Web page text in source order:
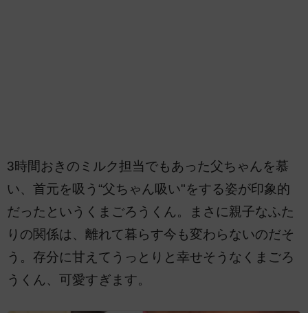
3時間おきのミルク担当でもあった父ちゃんを慕
い、首元を吸う“父ちゃん吸い"をする姿が印象的
だったというくまごろうくん。まさに親子なふた
りの関係は、離れて暮らす今も変わらないのだそ
う。存分に甘えてうっとりと幸せそうなくまごろ
うくん、可愛すぎます。